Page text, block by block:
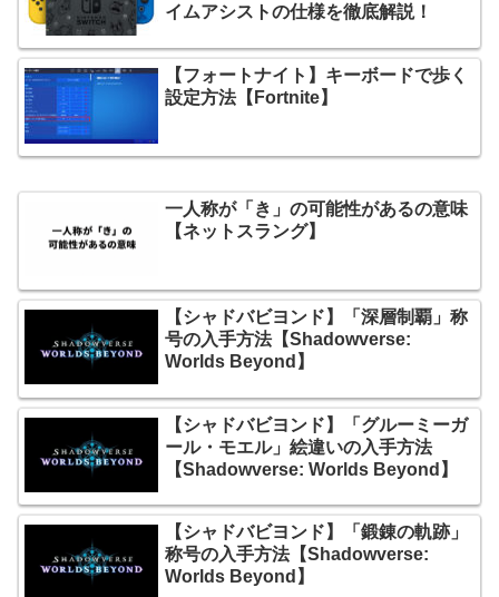
イムアシストの仕様を徹底解説！
【フォートナイト】キーボードで歩く
設定方法【Fortnite】
一人称が「き」の可能性があるの意味
【ネットスラング】
【シャドバビヨンド】「深層制覇」称
号の入手方法【Shadowverse:
Worlds Beyond】
【シャドバビヨンド】「グルーミーガ
ール・モエル」絵違いの入手方法
【Shadowverse: Worlds Beyond】
【シャドバビヨンド】「鍛錬の軌跡」
称号の入手方法【Shadowverse:
Worlds Beyond】